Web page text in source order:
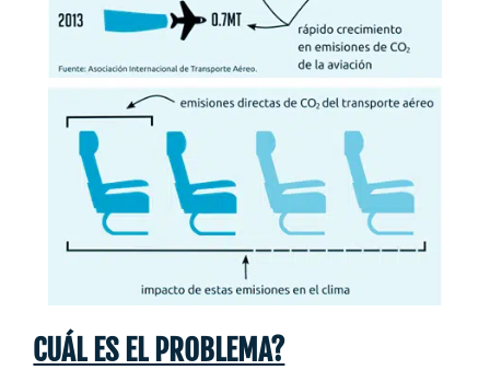
CUÁL ES EL PROBLEMA?